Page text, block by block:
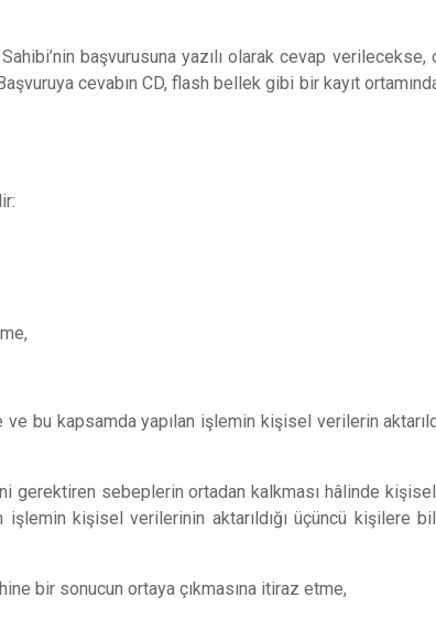
başvurusuna yazılı olarak cevap verilecekse,
cevabın CD, flash bellek gibi bir kayıt
bu kapsamda yapılan işlemin kişisel verilerin
gerektiren sebeplerin ortadan kalkması hâlinde
kişisel verilerinin aktarıldığı üçüncü kişilere
bir sonucun ortaya çıkmasına itiraz etme,